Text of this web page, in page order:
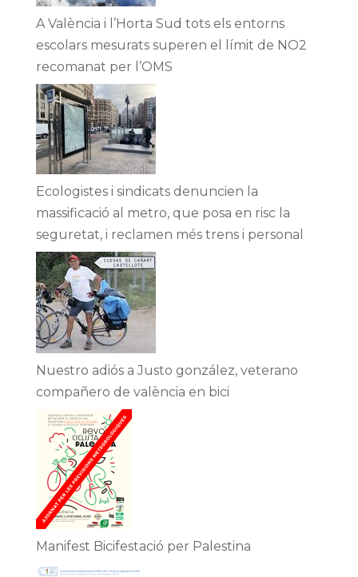
A València i l’Horta Sud tots els entorns
escolars mesurats superen el límit de NO2
recomanat per l’OMS
Ecologistes i sindicats denuncien la
massificació al metro, que posa en risc la
seguretat, i reclamen més trens i personal
Nuestro adiós a Justo gonzález, veterano
compañero de valència en bici
Manifest Bicifestació per Palestina